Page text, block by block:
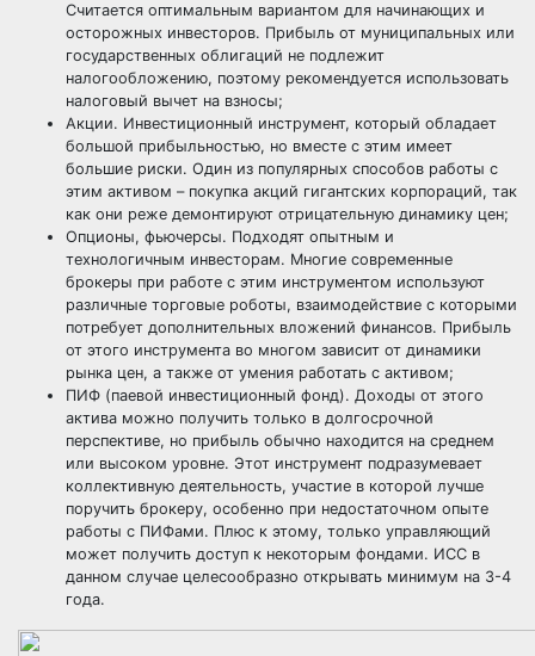
Считается оптимальным вариантом для начинающих и
осторожных инвесторов. Прибыль от муниципальных или
государственных облигаций не подлежит
налогообложению, поэтому рекомендуется использовать
налоговый вычет на взносы;
Акции. Инвестиционный инструмент, который обладает
большой прибыльностью, но вместе с этим имеет
большие риски. Один из популярных способов работы с
этим активом – покупка акций гигантских корпораций, так
как они реже демонтируют отрицательную динамику цен;
Опционы, фьючерсы. Подходят опытным и
технологичным инвесторам. Многие современные
брокеры при работе с этим инструментом используют
различные торговые роботы, взаимодействие с которыми
потребует дополнительных вложений финансов. Прибыль
от этого инструмента во многом зависит от динамики
рынка цен, а также от умения работать с активом;
ПИФ (паевой инвестиционный фонд). Доходы от этого
актива можно получить только в долгосрочной
перспективе, но прибыль обычно находится на среднем
или высоком уровне. Этот инструмент подразумевает
коллективную деятельность, участие в которой лучше
поручить брокеру, особенно при недостаточном опыте
работы с ПИФами. Плюс к этому, только управляющий
может получить доступ к некоторым фондами. ИСС в
данном случае целесообразно открывать минимум на 3-4
года.